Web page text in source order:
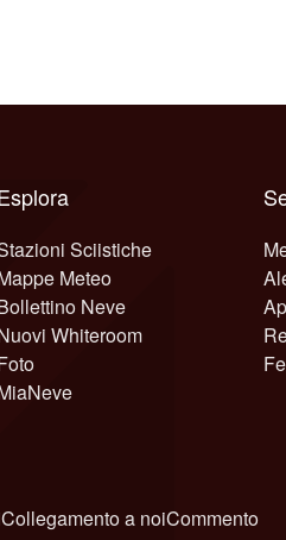
Sciistiche
Meteo
Neve
Whiteroom
Collegamento a noiCommento